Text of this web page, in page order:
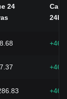
24
24h